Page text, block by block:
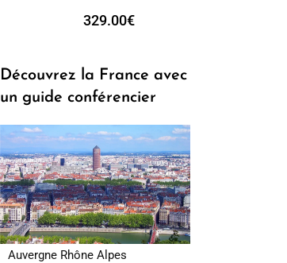
329.00€
Découvrez la France avec
un guide conférencier
Auvergne Rhône Alpes